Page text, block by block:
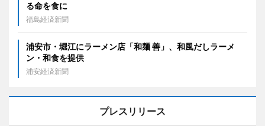
る命を食に
福島経済新聞
浦安市・堀江にラーメン店「和麺 善」、和風だしラーメ
ン・和食を提供
浦安経済新聞
プレスリリース